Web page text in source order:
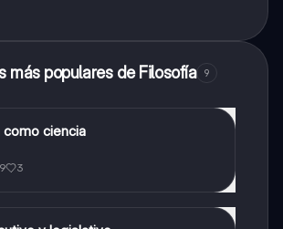
más populares de Filosofía 9
como ciencia
3